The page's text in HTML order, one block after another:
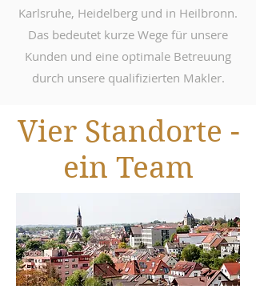
Karlsruhe, Heidelberg und in Heilbronn.
Das bedeutet kurze Wege für unsere
Kunden und eine optimale Betreuung
durch unsere qualifizierten Makler.
Vier Standorte -
ein Team